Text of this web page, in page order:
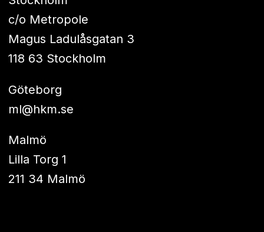
c/o Metropole
Magus Ladulåsgatan 3
118 63 Stockholm
Göteborg
ml@hkm.se
Malmö
Lilla Torg 1
211 34 Malmö